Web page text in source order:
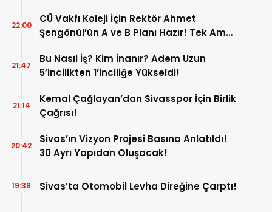
CÜ Vakfı Koleji İçin Rektör Ahmet
Şengönül’ün A ve B Planı Hazır! Tek Amaç
22:00
Bu Nasıl İş? Kim İnanır? Adem Uzun
5’incilikten 1’inciliğe Yükseldi!
21:47
Kemal Çağlayan’dan Sivasspor İçin Birlik
Çağrısı!
21:14
Sivas’ın Vizyon Projesi Basına Anlatıldı!
30 Ayrı Yapıdan Oluşacak!
20:42
Sivas’ta Otomobil Levha Direğine Çarptı!
19:38